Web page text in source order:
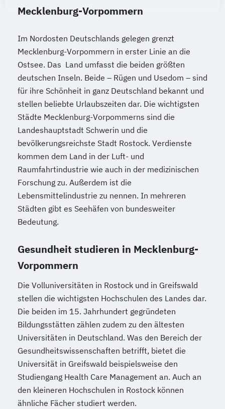
Mecklenburg-Vorpommern
Im Nordosten Deutschlands gelegen grenzt
Mecklenburg-Vorpommern in erster Linie an die
Ostsee. Das Land umfasst die beiden größten
deutschen Inseln. Beide – Rügen und Usedom – sind
für ihre Schönheit in ganz Deutschland bekannt und
stellen beliebte Urlaubszeiten dar. Die wichtigsten
Städte Mecklenburg-Vorpommerns sind die
Landeshauptstadt Schwerin und die
bevölkerungsreichste Stadt Rostock. Verdienste
kommen dem Land in der Luft- und
Raumfahrtindustrie wie auch in der medizinischen
Forschung zu. Außerdem ist die
Lebensmittelindustrie zu nennen. In mehreren
Städten gibt es Seehäfen von bundesweiter
Bedeutung.
Gesundheit studieren in Mecklenburg-
Vorpommern
Die Volluniversitäten in Rostock und in Greifswald
stellen die wichtigsten Hochschulen des Landes dar.
Die beiden im 15. Jahrhundert gegründeten
Bildungsstätten zählen zudem zu den ältesten
Universitäten in Deutschland. Was den Bereich der
Gesundheitswissenschaften betrifft, bietet die
Universität in Greifswald beispielsweise den
Studiengang Health Care Management an. Auch an
den kleineren Hochschulen in Rostock können
ähnliche Fächer studiert werden.